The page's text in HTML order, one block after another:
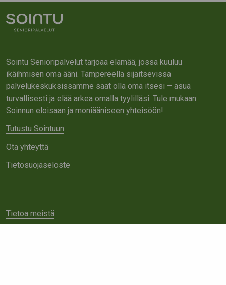
Sointu Senioripalvelut tarjoaa elämää, jossa kuuluu
ikäihmisen oma ääni. Tampereella sijaitsevissa
palvelukeskuksissamme saat olla oma itsesi – asua
turvallisesti ja elää arkea omalla tyylilläsi. Tule mukaan
Soinnun eloisaan ja moniääniseen yhteisöön!
Tutustu Sointuun
Ota yhteyttä
Tietosuojaseloste
Tietoa meistä